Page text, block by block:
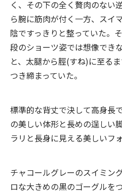
く、その下の全く贅肉のない
ら腕に筋肉が付く一方、スイ
陰ですっきりと整っていた。
段のショーツ姿では想像でき
と、太腿から脛(すね)に至る
つき締まっていた。
標準的な背丈で決して高身長
の美しい体形と長めの逞しい
ラリと長身に見える美しいフ
チャコールグレーのスイミン
ロな大きめの黒のゴーグルを